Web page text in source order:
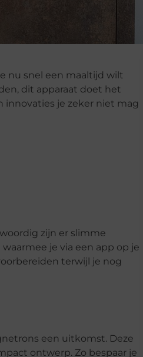
nu snel een maaltijd wilt
dit apparaat doet het
innovaties je zeker niet mag
zijn er slimme
je via een app op je
terwijl je nog
een uitkomst. Deze
ontwerp. Zo bespaar je